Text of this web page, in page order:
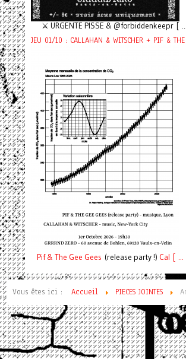
⚔️ URGENTE PISSE & @forbiddenkeepr [
JEU 01/10 : CALLAHAN & WITSCHER + PIF & THE
Pif& The Gee Gees (release party !) Cal [ ...
Vous êtes ici : Accueil PIECES JOINTES